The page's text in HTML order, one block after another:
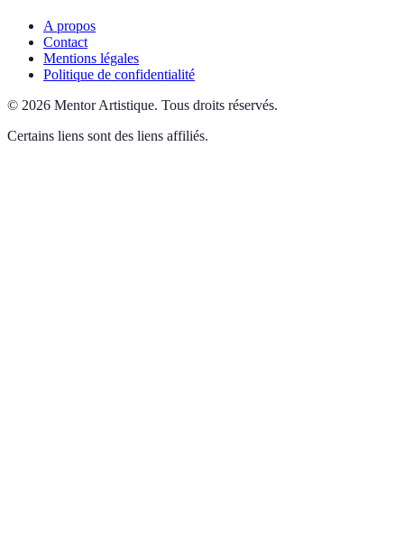
A propos
Contact
Mentions légales
Politique de confidentialité
© 2026 Mentor Artistique. Tous droits réservés.
Certains liens sont des liens affiliés.